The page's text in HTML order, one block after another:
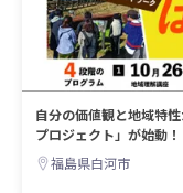
自分の価値観と地域特
プロジェクト」が始動！
福島県白河市